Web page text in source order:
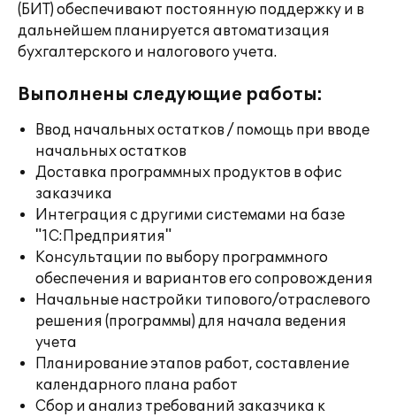
(БИТ) обеспечивают постоянную поддержку и в
дальнейшем планируется автоматизация
бухгалтерского и налогового учета.
Выполнены следующие работы:
Ввод начальных остатков / помощь при вводе
начальных остатков
Доставка программных продуктов в офис
заказчика
Интеграция с другими системами на базе
"1С:Предприятия"
Консультации по выбору программного
обеспечения и вариантов его сопровождения
Начальные настройки типового/отраслевого
решения (программы) для начала ведения
учета
Планирование этапов работ, составление
календарного плана работ
Сбор и анализ требований заказчика к